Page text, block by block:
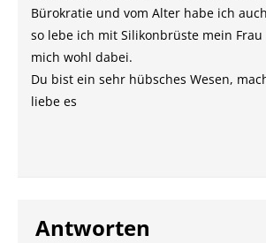
Bürokratie und vom Alter habe ich
so lebe ich mit Silikonbrüste mein
mich wohl dabei.
Du bist ein sehr hübsches Wesen,
liebe es
Antworten